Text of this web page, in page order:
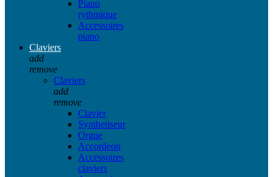
Piano
rythmique
Accessoires
piano
Claviers
add
remove
Claviers
add
remove
Clavier
Synthetiseur
Orgue
Accordeon
Accessoires
claviers